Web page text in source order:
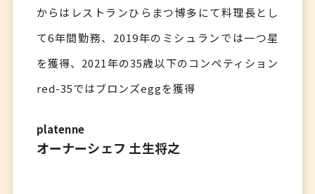
からはレストランひらまつ博多にて料理長とし
て6年間勤務、2019年のミシュランでは一つ星
を獲得、2021年の35歳以下のコンペティション
red-35ではブロンズeggを獲得
platenne
オーナーシェフ 土生将之